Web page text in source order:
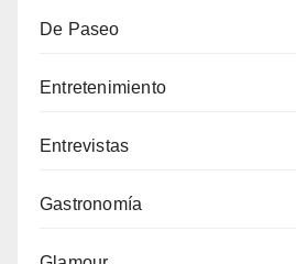
De Paseo
Entretenimiento
Entrevistas
Gastronomía